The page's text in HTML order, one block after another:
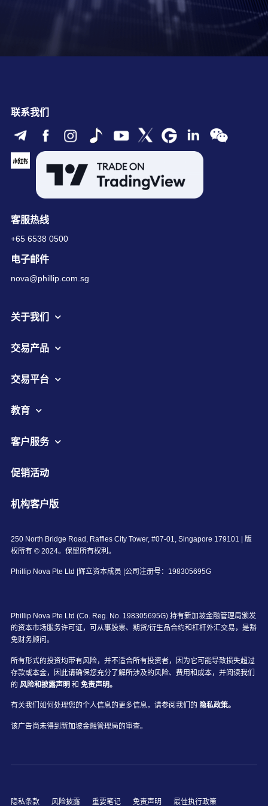
联系我们
客服热线
+65 6538 0500
电子邮件
nova@phillip.com.sg
关于我们
交易产品
交易平台
教育
客户服务
促销活动
机构客户版
250 North Bridge Road, Raffles City Tower, #07-01, Singapore 179101 | 版
权所有 © 2024。保留所有权利。
Phillip Nova Pte Ltd |辉立资本成员 |公司注册号：198305695G
Phillip Nova Pte Ltd (Co. Reg. No. 198305695G) 持有新加坡金融管理局颁发
的资本市场服务许可证，可从事股票、期货/衍生品合约和杠杆外汇交易，是豁
免财务顾问。
所有形式的投资均带有风险，并不适合所有投资者，因为它可能导致损失超过
存款或本金，因此请确保您充分了解所涉及的风险、费用和成本，并阅读我们
的 风险和披露声明 和 免责声明。
有关我们如何处理您的个人信息的更多信息，请参阅我们的 隐私政策。
该广告尚未得到新加坡金融管理局的审查。
隐私条款 风险披露 重要笔记 免责声明 最佳执行政策